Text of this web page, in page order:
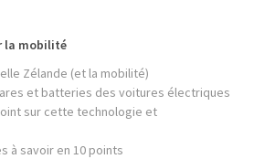
la mobilité
Zélande (et la mobilité)
et batteries des voitures électriques
sur cette technologie et
à savoir en 10 points